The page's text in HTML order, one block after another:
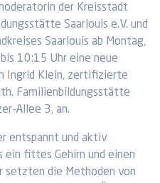
der Kreisstadt
Saarlouis e.V. und
Saarlouis ab Montag,
10:15 Uhr eine neue
Ingrid Klein, zertifizierte
Familienbildungsstätte
Allee 3, an.
entspannt und aktiv
ein fittes Gehirn und einen
setzten die Methoden von